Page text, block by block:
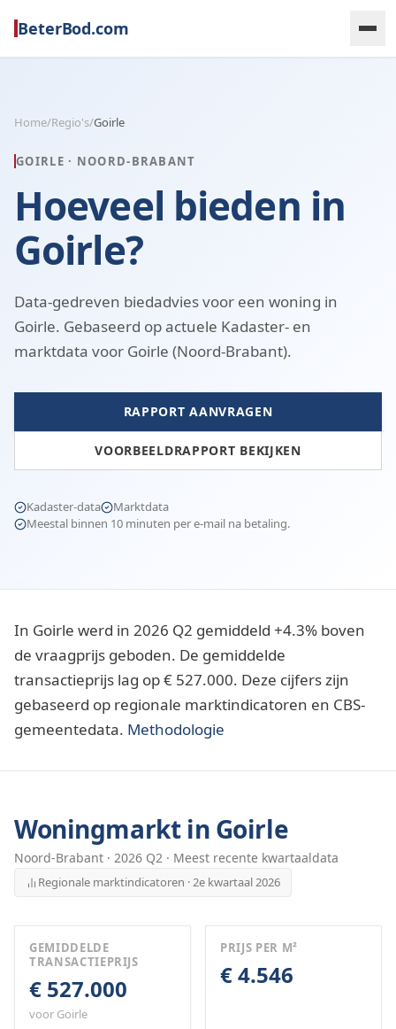
BeterBod.com
Home/Regio's/Goirle
GOIRLE · NOORD-BRABANT
Hoeveel bieden in
Goirle?
Data-gedreven biedadvies voor een woning in
Goirle. Gebaseerd op actuele Kadaster- en
marktdata voor Goirle (Noord-Brabant).
RAPPORT AANVRAGEN
VOORBEELDRAPPORT BEKIJKEN
Kadaster-data
Marktdata
Meestal binnen 10 minuten per e-mail na betaling.
In Goirle werd in 2026 Q2 gemiddeld +4.3% boven
de vraagprijs geboden. De gemiddelde
transactieprijs lag op € 527.000. Deze cijfers zijn
gebaseerd op regionale marktindicatoren en CBS-
gemeentedata. Methodologie
Woningmarkt in Goirle
Noord-Brabant · 2026 Q2 · Meest recente kwartaaldata
Regionale marktindicatoren · 2e kwartaal 2026
GEMIDDELDE
TRANSACTIEPRIJS
€ 527.000
voor Goirle
PRIJS PER M²
€ 4.546